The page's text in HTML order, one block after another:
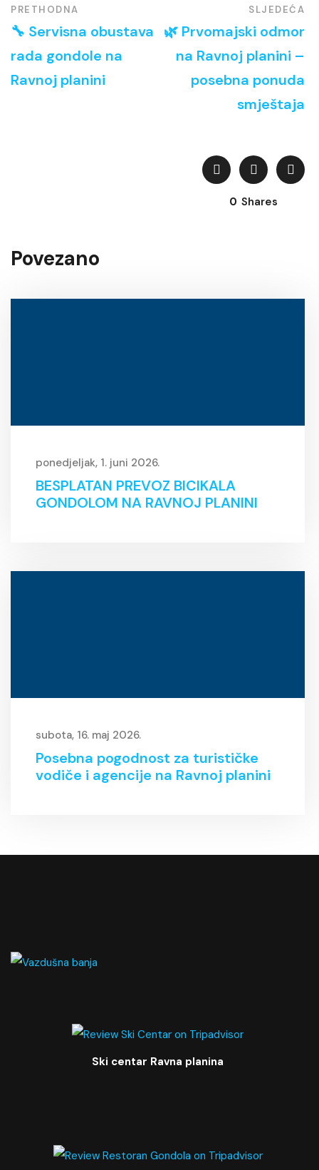
PRETHODNA
🔧 Servisna obustava
rada gondole na
Ravnoj planini
SLJEDEĆA
🌿 Prvomajski odmor
na Ravnoj planini –
posebna ponuda
smještaja
0 Shares
Povezano
ponedjeljak, 1. juni 2026.
BESPLATAN PREVOZ BICIKALA
GONDOLOM NA RAVNOJ PLANINI
subota, 16. maj 2026.
Posebna pogodnost za turističke
vodiče i agencije na Ravnoj planini
Ski centar Ravna planina